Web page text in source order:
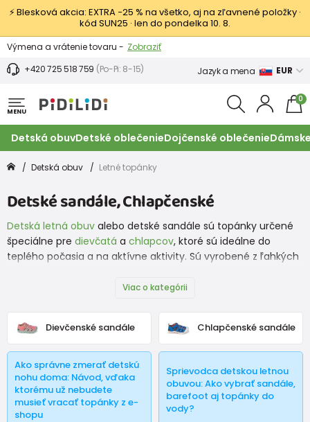
⚡ Blesková akcia: EXTRA −25 % na všetko, aj na zľavnené položky ·
kód SUN25 · len do pondelka 10. 8.
Výmena a vrátenie tovaru - Zobraziť
Zľava 3,80 EUR na prvý nákup - Podmienky
+420 725 518 759 (Po-Pi: 8-15) Jazyk a mena EUR
MENU
0
Detská obuvDetské oblečenieDojčenské oblečenie
Detská obuv Letné topánky
Detské sandále, Chlapčenské
Detská letná obuv alebo detské sandále sú topánky určené
špeciálne pre dievčatá a chlapcov, ktoré sú ideálne do
teplého počasia a na aktívne aktivity. Sú vyrobené z ľahkých
a látky, a majú otvorený dizajn, ktorý umožňuje nohám
nabosoa samozrejme značky akoSuperfit,Keen,Protetika,
Crave, Pegresa našaBugga - obuv za rozumnú cenu.
Viac o kategórii
Dievčenské sandále Chlapčenské sandále
Ako správne zmerať detskú
nohu doma: Návod, vďaka
ktorému už nebudete
musieť vracať topánky z e-
shopu
Sprievodca detskou letnou
obuvou: Ako vybrať sandále,
barefoot aj topánky do
vody?